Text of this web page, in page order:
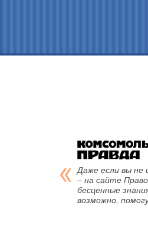
Даже если вы не
– на сайте
бесценные
возможно,